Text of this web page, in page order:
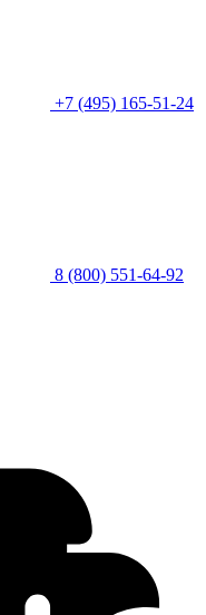
+7 (495) 165-51-24
8 (800) 551-64-92